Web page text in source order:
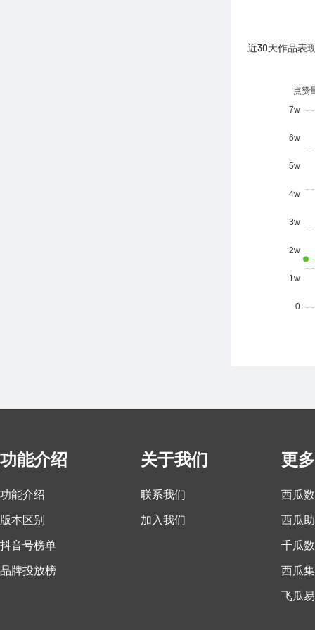
近30天作品表
功能介绍
功能介绍
版本区别
抖音号榜单
品牌投放榜
关于我们
联系我们
加入我们
更
西瓜
西瓜
千瓜
西瓜集
飞瓜